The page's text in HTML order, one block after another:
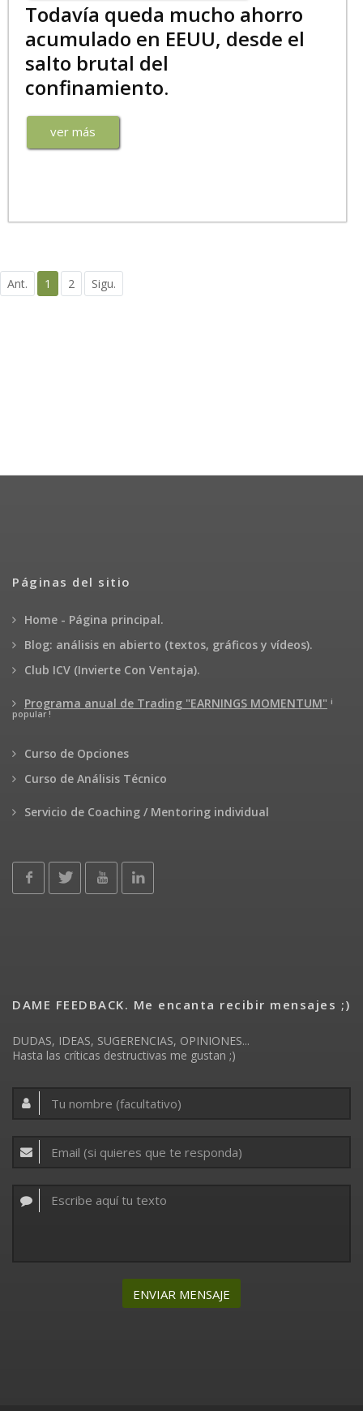
Todavía queda mucho ahorro
acumulado en EEUU, desde el
salto brutal del
confinamiento.
ver más
Ant. 1 2 Sigu.
Páginas del sitio
Home - Página principal.
Blog: análisis en abierto (textos, gráficos y vídeos).
Club ICV (Invierte Con Ventaja).
Programa anual de Trading "EARNINGS MOMENTUM" ¡
popular !
Curso de Opciones
Curso de Análisis Técnico
Servicio de Coaching / Mentoring individual
DAME FEEDBACK. Me encanta recibir mensajes ;)
DUDAS, IDEAS, SUGERENCIAS, OPINIONES...
Hasta las críticas destructivas me gustan ;)
ENVIAR MENSAJE